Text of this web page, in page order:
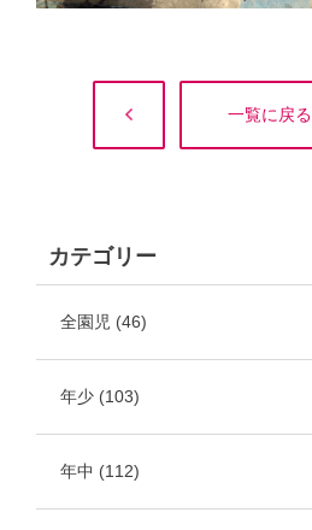
一覧に戻る
カテゴリー
全園児 (46)
年少 (103)
年中 (112)